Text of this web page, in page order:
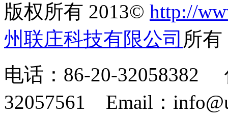
版权所有 2013© http://
州联庄科技有限公司 所
电话：86-20-32058382
32057561 Email：